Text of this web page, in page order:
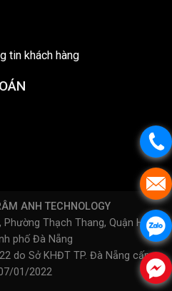
tin khách hàng
ANH TECHNOLOGY
Thạch Thang, Quận Hải
phố Đà Nẵng
do Sở KHĐT TP. Đà Nẵng cấp
01/2022